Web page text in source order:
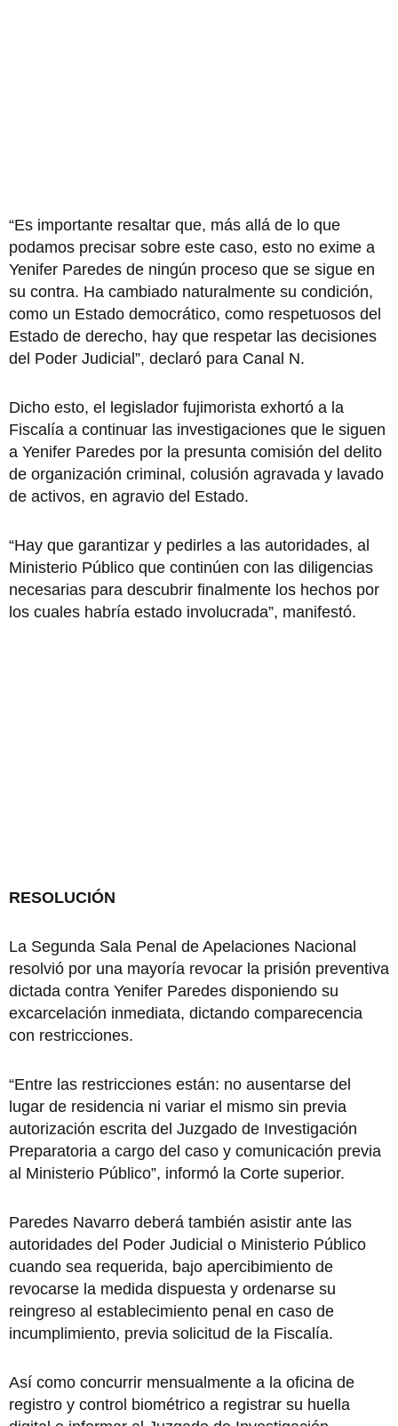
“Es importante resaltar que, más allá de lo que
podamos precisar sobre este caso, esto no exime a
Yenifer Paredes de ningún proceso que se sigue en
su contra. Ha cambiado naturalmente su condición,
como un Estado democrático, como respetuosos del
Estado de derecho, hay que respetar las decisiones
del Poder Judicial”, declaró para Canal N.
Dicho esto, el legislador fujimorista exhortó a la
Fiscalía a continuar las investigaciones que le siguen
a Yenifer Paredes por la presunta comisión del delito
de organización criminal, colusión agravada y lavado
de activos, en agravio del Estado.
“Hay que garantizar y pedirles a las autoridades, al
Ministerio Público que continúen con las diligencias
necesarias para descubrir finalmente los hechos por
los cuales habría estado involucrada”, manifestó.
RESOLUCIÓN
La Segunda Sala Penal de Apelaciones Nacional
resolvió por una mayoría revocar la prisión preventiva
dictada contra Yenifer Paredes disponiendo su
excarcelación inmediata, dictando comparecencia
con restricciones.
“Entre las restricciones están: no ausentarse del
lugar de residencia ni variar el mismo sin previa
autorización escrita del Juzgado de Investigación
Preparatoria a cargo del caso y comunicación previa
al Ministerio Público”, informó la Corte superior.
Paredes Navarro deberá también asistir ante las
autoridades del Poder Judicial o Ministerio Público
cuando sea requerida, bajo apercibimiento de
revocarse la medida dispuesta y ordenarse su
reingreso al establecimiento penal en caso de
incumplimiento, previa solicitud de la Fiscalía.
Así como concurrir mensualmente a la oficina de
registro y control biométrico a registrar su huella